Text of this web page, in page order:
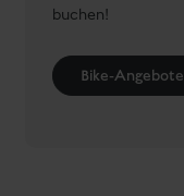
buchen!
Bike-Angebote